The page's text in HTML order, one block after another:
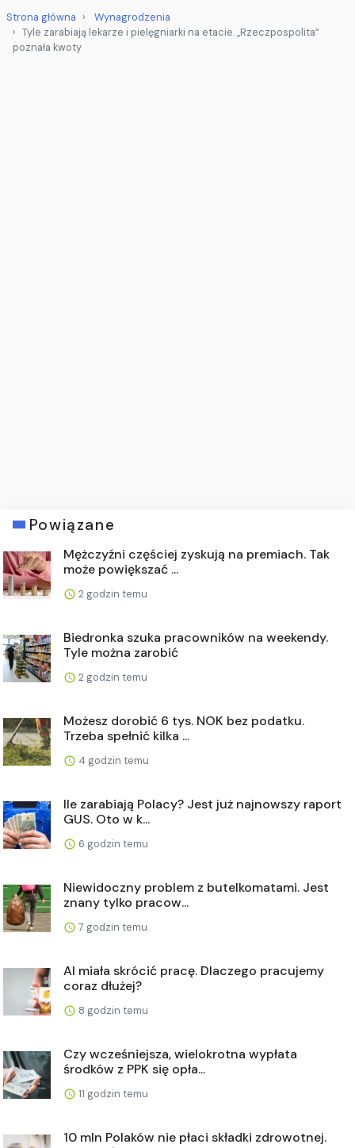
Strona główna
Wynagrodzenia
Tyle zarabiają lekarze i pielęgniarki na etacie. „Rzeczpospolita”
poznała kwoty
Powiązane
Mężczyźni częściej zyskują na premiach. Tak
może powiększać ...
2 godzin temu
Biedronka szuka pracowników na weekendy.
Tyle można zarobić
2 godzin temu
Możesz dorobić 6 tys. NOK bez podatku.
Trzeba spełnić kilka ...
4 godzin temu
Ile zarabiają Polacy? Jest już najnowszy raport
GUS. Oto w k...
6 godzin temu
Niewidoczny problem z butelkomatami. Jest
znany tylko pracow...
7 godzin temu
AI miała skrócić pracę. Dlaczego pracujemy
coraz dłużej?
8 godzin temu
Czy wcześniejsza, wielokrotna wypłata
środków z PPK się opła...
11 godzin temu
10 mln Polaków nie płaci składki zdrowotnej.